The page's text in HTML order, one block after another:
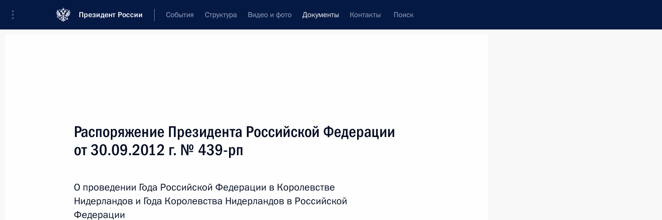
Президент России События Структура Видео и фото Документы Контакты Поиск
Текст в документе
Все
Дата вступления в силу... или дата принятия
Распоряжение Президента Российской Федерации
от 30.09.2012 г. № 439-рп
О проведении Года Российской Федерации в Королевстве
Нидерландов и Года Королевства Нидерландов в Российской
Федерации